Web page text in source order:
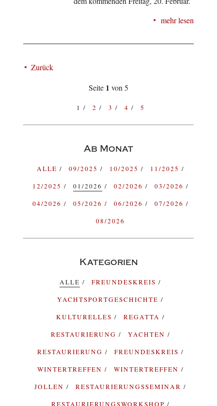
mehr lesen
Zurück
Seite 1 von 5
1 2 3 4 5
Ab Monat
ALLE 09/2025 10/2025
11/2025
12/2025
01/2026 02/2026
03/2026
04/2026
05/2026 06/2026
07/2026
08/2026
Kategorien
ALLE
FREUNDESKREIS
YACHTSPORTGESCHICHTE
KULTURELLES
REGATTA
RESTAURIERUNG
YACHTEN
RESTAURIERUNG
FREUNDESKREIS
WINTERTREFFEN
WINTERTREFFEN
JOLLEN
RESTAURIERUNGSSEMINAR
RESTAURIERUNGSWORKSHOP